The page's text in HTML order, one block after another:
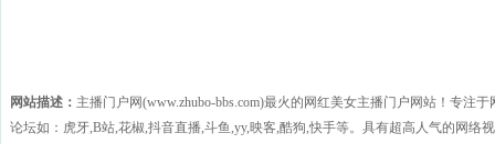
网站描述： 主播门户网(www.zhubo-bbs.com)最火的网红美女主播门户网站！专注
论坛如：虎牙,B站,花椒,抖音直播,斗鱼,yy,映客,酷狗,快手等。具有超高人气的网络